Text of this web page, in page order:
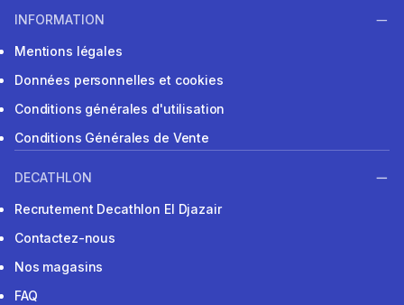
INFORMATION
Mentions légales
Données personnelles et cookies
Conditions générales d'utilisation
Conditions Générales de Vente
DECATHLON
Recrutement Decathlon El Djazair
Contactez-nous
Nos magasins
FAQ